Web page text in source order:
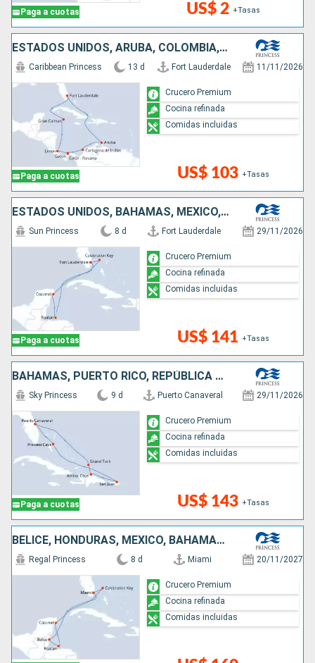
Paga a cuotas US$ 2 +Tasas
ESTADOS UNIDOS, ARUBA, COLOMBIA, PANAMÁ, COSTA RICA, ISLAS CAIMÁN
Paga a cuotas
Caribbean Princess 13 d Fort Lauderdale 11/11/2026
US$ 103 +Tasas
Crucero Premium
Cocina refinada
Comidas incluidas
ESTADOS UNIDOS, BAHAMAS, MÉXICO, HONDURAS
Paga a cuotas
Sun Princess 8 d Fort Lauderdale 29/11/2026
US$ 141 +Tasas
Crucero Premium
Cocina refinada
Comidas incluidas
BAHAMAS, PUERTO RICO, REPÚBLICA DOMINICANA, ESTADOS UNIDOS
Paga a cuotas
Sky Princess 9 d Puerto Canaveral 29/11/2026
US$ 143 +Tasas
Crucero Premium
Cocina refinada
Comidas incluidas
BELICE, HONDURAS, MÉXICO, BAHAMAS, ESTADOS UNIDOS
Regal Princess 8 d Miami 20/11/2027
Crucero Premium
Cocina refinada
Comidas incluidas